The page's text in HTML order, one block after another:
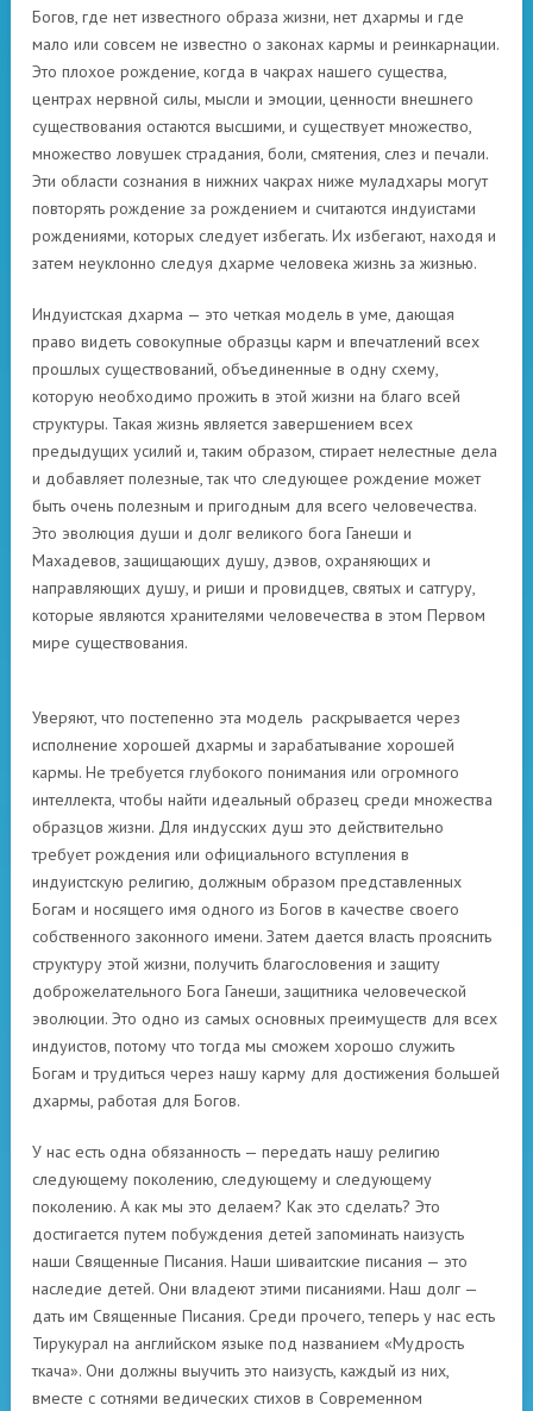
Богов, где нет известного образа жизни, нет дхармы и где
мало или совсем не известно о законах кармы и реинкарнации.
Это плохое рождение, когда в чакрах нашего существа,
центрах нервной силы, мысли и эмоции, ценности внешнего
существования остаются высшими, и существует множество,
множество ловушек страдания, боли, смятения, слез и печали.
Эти области сознания в нижних чакрах ниже муладхары могут
повторять рождение за рождением и считаются индуистами
рождениями, которых следует избегать. Их избегают, находя и
затем неуклонно следуя дхарме человека жизнь за жизнью.
Индуистская дхарма — это четкая модель в уме, дающая
право видеть совокупные образцы карм и впечатлений всех
прошлых существований, объединенные в одну схему,
которую необходимо прожить в этой жизни на благо всей
структуры. Такая жизнь является завершением всех
предыдущих усилий и, таким образом, стирает нелестные дела
и добавляет полезные, так что следующее рождение может
быть очень полезным и пригодным для всего человечества.
Это эволюция души и долг великого бога Ганеши и
Махадевов, защищающих душу, дэвов, охраняющих и
направляющих душу, и риши и провидцев, святых и сатгуру,
которые являются хранителями человечества в этом Первом
мире существования.
Уверяют, что постепенно эта модель раскрывается через
исполнение хорошей дхармы и зарабатывание хорошей
кармы. Не требуется глубокого понимания или огромного
интеллекта, чтобы найти идеальный образец среди множества
образцов жизни. Для индусских душ это действительно
требует рождения или официального вступления в
индуистскую религию, должным образом представленных
Богам и носящего имя одного из Богов в качестве своего
собственного законного имени. Затем дается власть прояснить
структуру этой жизни, получить благословения и защиту
доброжелательного Бога Ганеши, защитника человеческой
эволюции. Это одно из самых основных преимуществ для всех
индуистов, потому что тогда мы сможем хорошо служить
Богам и трудиться через нашу карму для достижения большей
дхармы, работая для Богов.
У нас есть одна обязанность — передать нашу религию
следующему поколению, следующему и следующему
поколению. А как мы это делаем? Как это сделать? Это
достигается путем побуждения детей запоминать наизусть
наши Священные Писания. Наши шиваитские писания — это
наследие детей. Они владеют этими писаниями. Наш долг —
дать им Священные Писания. Среди прочего, теперь у нас есть
Тирукурал на английском языке под названием «Мудрость
ткача». Они должны выучить это наизусть, каждый из них,
вместе с сотнями ведических стихов в Современном